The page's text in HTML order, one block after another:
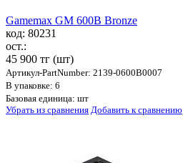
Gamemax GM 600B Bronze
код: 80231
ост.:
45 900 тг (шт)
Артикул-PartNumber: 2139-0600B0007
В упаковке: 6
Базовая единица: шт
Убрать из сравнения Добавить к сравнению